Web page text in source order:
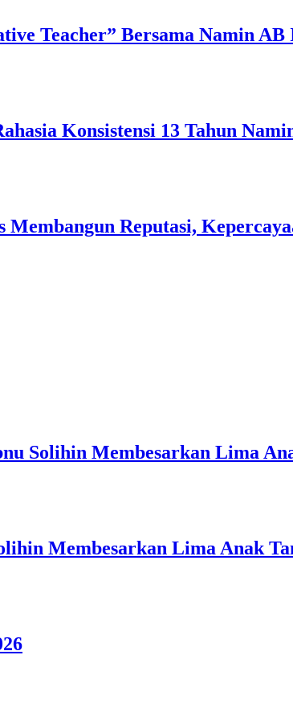
Teacher” Bersama Namin AB
Konsistensi 13 Tahun
Reputasi,
Solihin Membesarkan Lima
Membesarkan Lima Anak